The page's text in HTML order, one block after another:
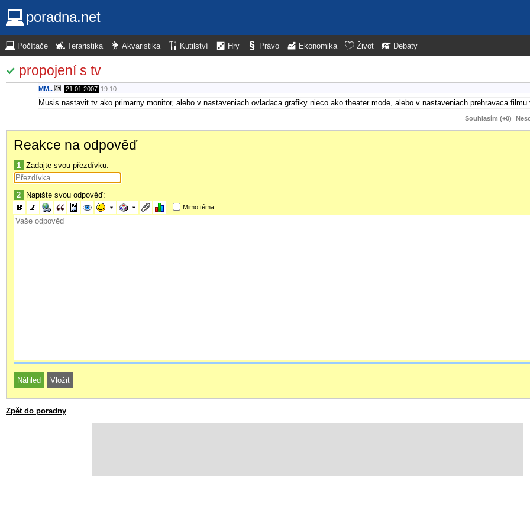
poradna.net
Počítače Teraristika Akvaristika Kutilství Hry Právo Ekonomika Život Debaty
propojení s tv
MM.. 21.01.2007 19:10
Musis nastavit tv ako primarny monitor, alebo v nastaveniach ovladaca grafiky nieco ako theater mode, alebo v nastaveniach prehravaca filmu
Souhlasím (+0)
Reakce na odpověď
1 Zadajte svou přezdívku:
2 Napište svou odpověď:
Mimo téma
Zpět do poradny